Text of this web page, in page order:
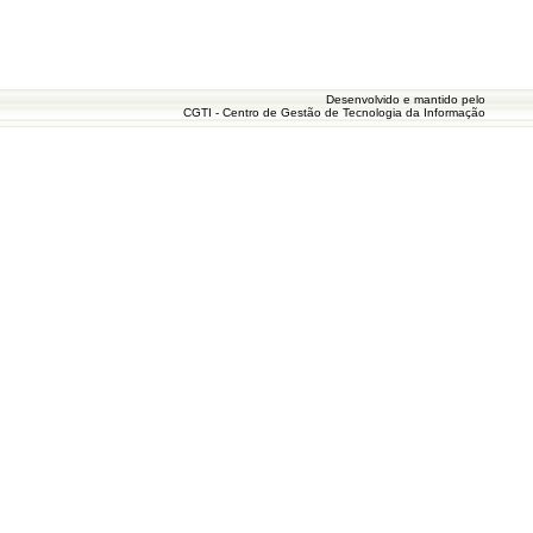
Desenvolvido e mantido pelo
CGTI - Centro de Gestão de Tecnologia da Informação